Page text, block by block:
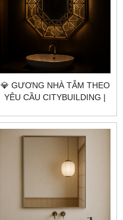
💎 GƯƠNG NHÀ TẮM THEO
YÊU CẦU CITYBUILDING |
GIÁ GƯƠNG NHÀ TẮM XÃ